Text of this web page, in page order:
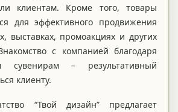
клиентам. Кроме того, товары
для эффективного продвижения
выставках, промоакциях и других
с компанией благодаря
сувенирам – результативный
клиенту.
“Твой дизайн” предлагает